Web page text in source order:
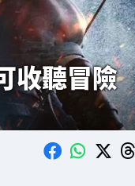
收聽冒險